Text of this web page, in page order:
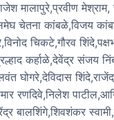
मालापुरे,प्रवीण
चेतना कांबळे,विजय
चिकटे,गौरव
कर्हाळे,देवेंद्र संजय
घोगरे,देविदास
रणदिवे,निलेश
बालशिंगे,शिवशंकर